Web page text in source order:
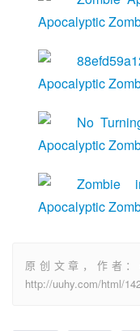
原创文章，作者：
http://uuhy.com/html/